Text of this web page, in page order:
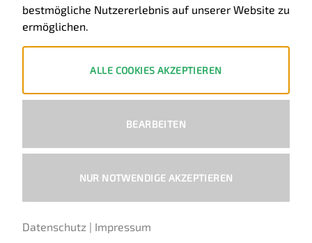
Datenschutz
PayPal Visa MasterCard
Bank
Deutsch
bestmögliche Nutzererlebnis auf unserer Website zu
ermöglichen.
ALLE COOKIES AKZEPTIEREN
BEARBEITEN
NUR NOTWENDIGE AKZEPTIEREN
Datenschutz | Impressum